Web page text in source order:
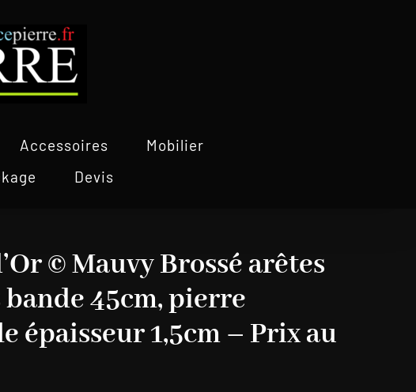
Accessoires
Mobilier
Devis
© Mauvy Brossé arêtes
45cm, pierre
épaisseur 1,5cm – Prix au